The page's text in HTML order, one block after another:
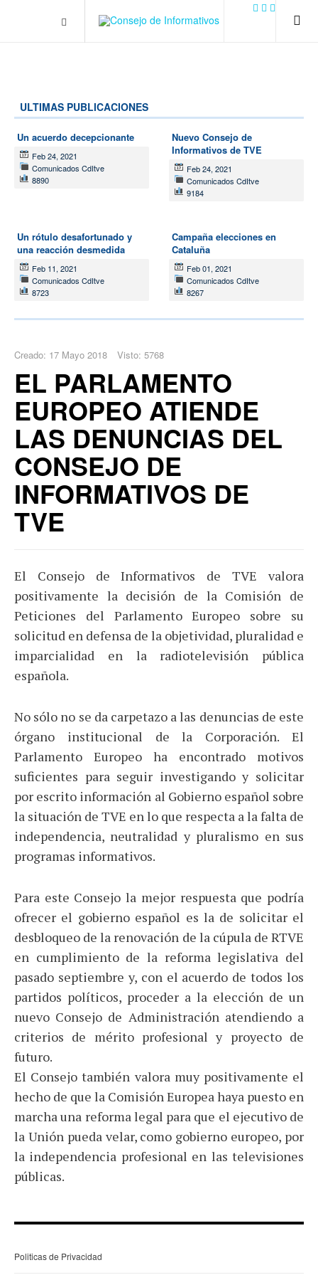
url('../../images/contact.png') 0 0 no-repeat; color: #eaeaea; padding:
ULTIMAS PUBLICACIONES
Un acuerdo decepcionante
Feb 24, 2021
Comunicados CdItve
8890
Nuevo Consejo de
Informativos de TVE
Feb 24, 2021
Comunicados CdItve
9184
Un rótulo desafortunado y
una reacción desmedida
Feb 11, 2021
Comunicados CdItve
8723
Campaña elecciones en
Cataluña
Feb 01, 2021
Comunicados CdItve
8267
Creado: 17 Mayo 2018 Visto: 5768
EL PARLAMENTO
EUROPEO ATIENDE
LAS DENUNCIAS DEL
CONSEJO DE
INFORMATIVOS DE
TVE
El Consejo de Informativos de TVE valora
positivamente la decisión de la Comisión de
Peticiones del Parlamento Europeo sobre su
solicitud en defensa de la objetividad, pluralidad e
imparcialidad en la radiotelevisión pública
española.
No sólo no se da carpetazo a las denuncias de este
órgano institucional de la Corporación. El
Parlamento Europeo ha encontrado motivos
suficientes para seguir investigando y solicitar
por escrito información al Gobierno español sobre
la situación de TVE en lo que respecta a la falta de
independencia, neutralidad y pluralismo en sus
programas informativos.
Para este Consejo la mejor respuesta que podría
ofrecer el gobierno español es la de solicitar el
desbloqueo de la renovación de la cúpula de RTVE
en cumplimiento de la reforma legislativa del
pasado septiembre y, con el acuerdo de todos los
partidos políticos, proceder a la elección de un
nuevo Consejo de Administración atendiendo a
criterios de mérito profesional y proyecto de
futuro.
El Consejo también valora muy positivamente el
hecho de que la Comisión Europea haya puesto en
marcha una reforma legal para que el ejecutivo de
la Unión pueda velar, como gobierno europeo, por
la independencia profesional en las televisiones
públicas.
Politicas de Privacidad